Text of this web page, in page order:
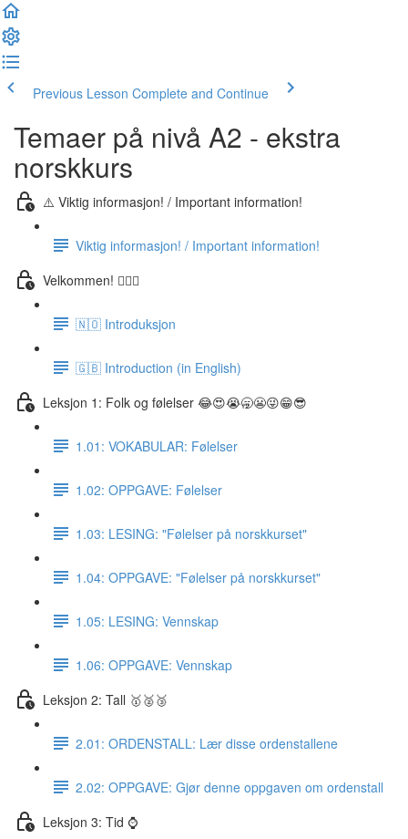
Previous Lesson Complete and Continue
Temaer på nivå A2 - ekstra
norskkurs
⚠️ Viktig informasjon! / Important information!
Viktig informasjon! / Important information!
Velkommen! 🙋🏼‍♂️
🇳🇴 Introduksjon
🇬🇧 Introduction (in English)
Leksjon 1: Folk og følelser 😂😍😭🥱😬😜😁😎
1.01: VOKABULAR: Følelser
1.02: OPPGAVE: Følelser
1.03: LESING: "Følelser på norskkurset"
1.04: OPPGAVE: "Følelser på norskkurset"
1.05: LESING: Vennskap
1.06: OPPGAVE: Vennskap
Leksjon 2: Tall 🥇🥈🥉
2.01: ORDENSTALL: Lær disse ordenstallene
2.02: OPPGAVE: Gjør denne oppgaven om ordenstall
Leksjon 3: Tid ⌚️